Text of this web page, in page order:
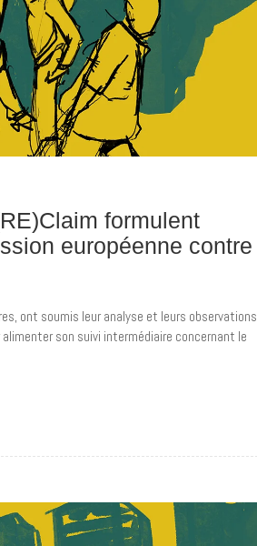
formulent
européenne contre
ont soumis leur analyse et leurs observations
son suivi intermédiaire concernant le